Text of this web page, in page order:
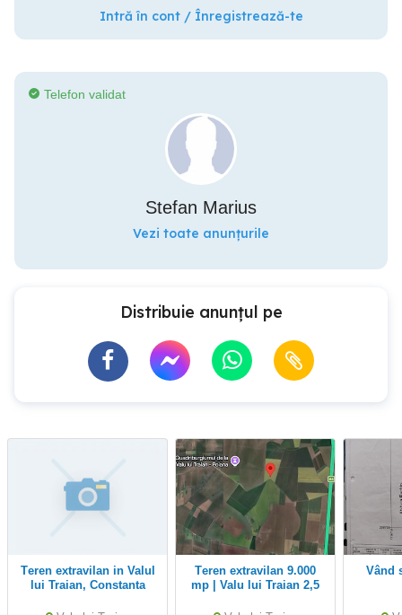
Intră în cont / Înregistrează-te
Telefon validat
Stefan Marius
Vezi toate anunțurile
Distribuie anunțul pe
Teren extravilan in Valul
lui Traian, Constanta
Teren extravilan 9.000
mp | Valu lui Traian 2,5
vând sau schimb cu